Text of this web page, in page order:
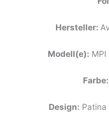
Hersteller:
Modell(e): MPI
Farbe:
Design: Patina